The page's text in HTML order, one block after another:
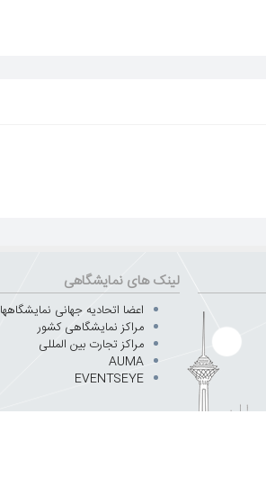
لینک های نمایشگاهی
اعضا اتحادیه جهانی نمایشگاهها
مراکز نمایشگاهی کشور
مراکز تجارت بین المللی
AUMA
EVENTSEYE